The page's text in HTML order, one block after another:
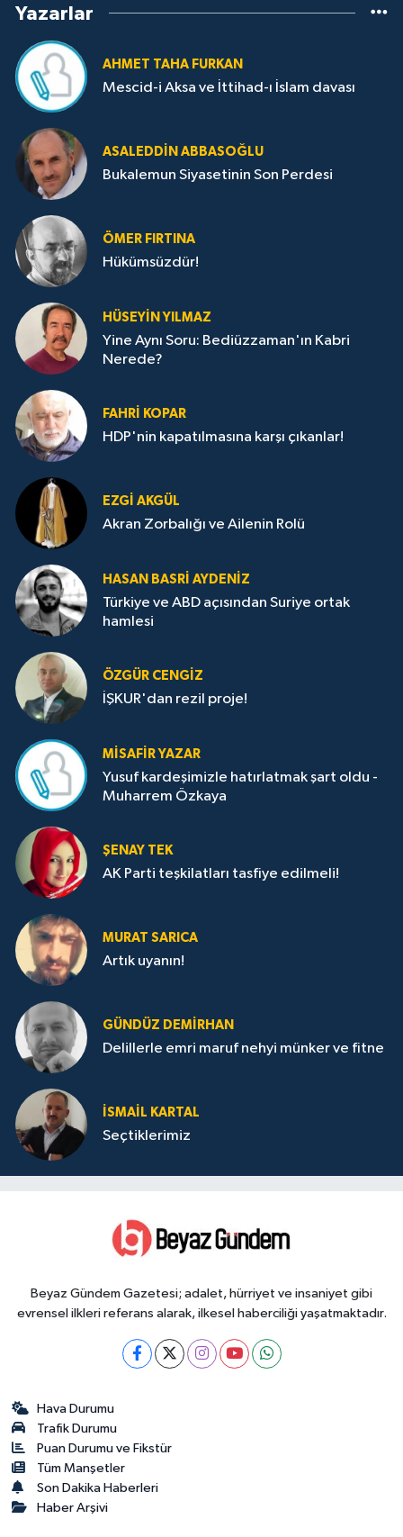
Yazarlar
AHMET TAHA FURKAN
Mescid-i Aksa ve İttihad-ı İslam davası
ASALEDDIN ABBASOĞLU
Bukalemun Siyasetinin Son Perdesi
ÖMER FIRTINA
Hükümsüzdür!
HÜSEYIN YILMAZ
Yine Aynı Soru: Bediüzzaman'ın Kabri
Nerede?
FAHRI KOPAR
HDP'nin kapatılmasına karşı çıkanlar!
EZGI AKGÜL
Akran Zorbalığı ve Ailenin Rolü
HASAN BASRI AYDENIZ
Türkiye ve ABD açısından Suriye ortak
hamlesi
ÖZGÜR CENGIZ
İŞKUR'dan rezil proje!
MISAFIR YAZAR
Yusuf kardeşimizle hatırlatmak şart oldu -
Muharrem Özkaya
ŞENAY TEK
AK Parti teşkilatları tasfiye edilmeli!
MURAT SARICA
Artık uyanın!
GÜNDÜZ DEMIRHAN
Delillerle emri maruf nehyi münker ve fitne
İSMAIL KARTAL
Seçtiklerimiz
Beyaz Gündem Gazetesi; adalet, hürriyet ve insaniyet gibi
evrensel ilkleri referans alarak, ilkesel haberciliği yaşatmaktadır.
Hava Durumu
Trafik Durumu
Puan Durumu ve Fikstür
Tüm Manşetler
Son Dakika Haberleri
Haber Arşivi